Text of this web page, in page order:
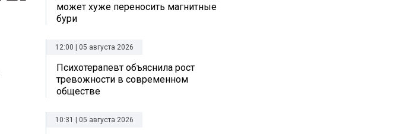
может хуже переносить магнитные
бури
12:00 | 05 августа 2026
Психотерапевт объяснила рост
тревожности в современном
обществе
10:31 | 05 августа 2026